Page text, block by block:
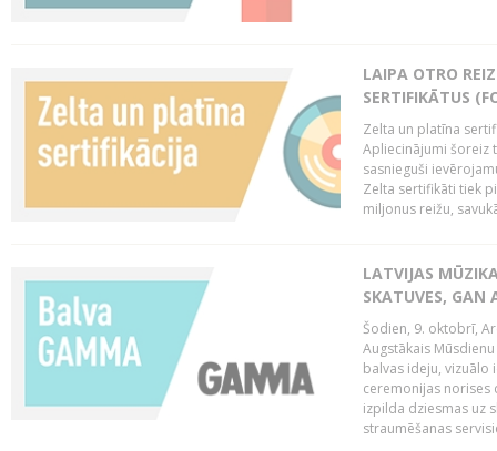
LAIPA OTRO
SERTIFIKĀTUS
Zelta un platīna
Apliecinājumi šoreiz
sasnieguši
Zelta sertifikāti tiek
miljonus reižu,
LATVIJAS
SKATUVES, GAN
Šodien, 9. oktobrī,
Augstākais
balvas ideju,
ceremonijas norises
izpilda dziesmas uz
straumēšanas